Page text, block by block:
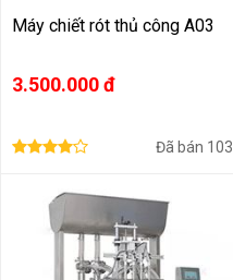
Máy chiết rót thủ công A03
3.500.000 đ
Đã bán 103